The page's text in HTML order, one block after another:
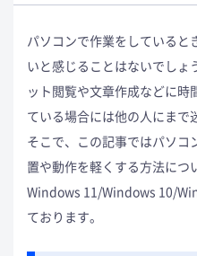
パソコンで作業をしている
いと感じることはないでし
ット閲覧や文章作成などに時
ている場合には他の人にまで
そこで、この記事ではパソコ
置や動作を軽くする方法につ
Windows 11/Windows 10/
ております。